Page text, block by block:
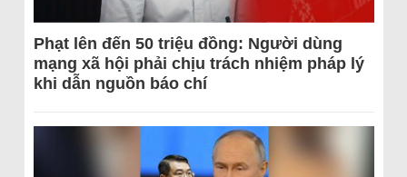
Phạt lên đến 50 triệu đồng: Người dùng
mạng xã hội phải chịu trách nhiệm pháp lý
khi dẫn nguồn báo chí